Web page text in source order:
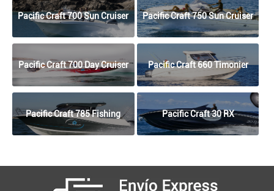
Pacific Craft 700 Sun Cruiser Pacific Craft 750 Sun Cruiser
Pacific Craft 700 Day Cruiser Pacific Craft 660 Timonier
Pacific Craft 785 Fishing Pacific Craft 30 RX